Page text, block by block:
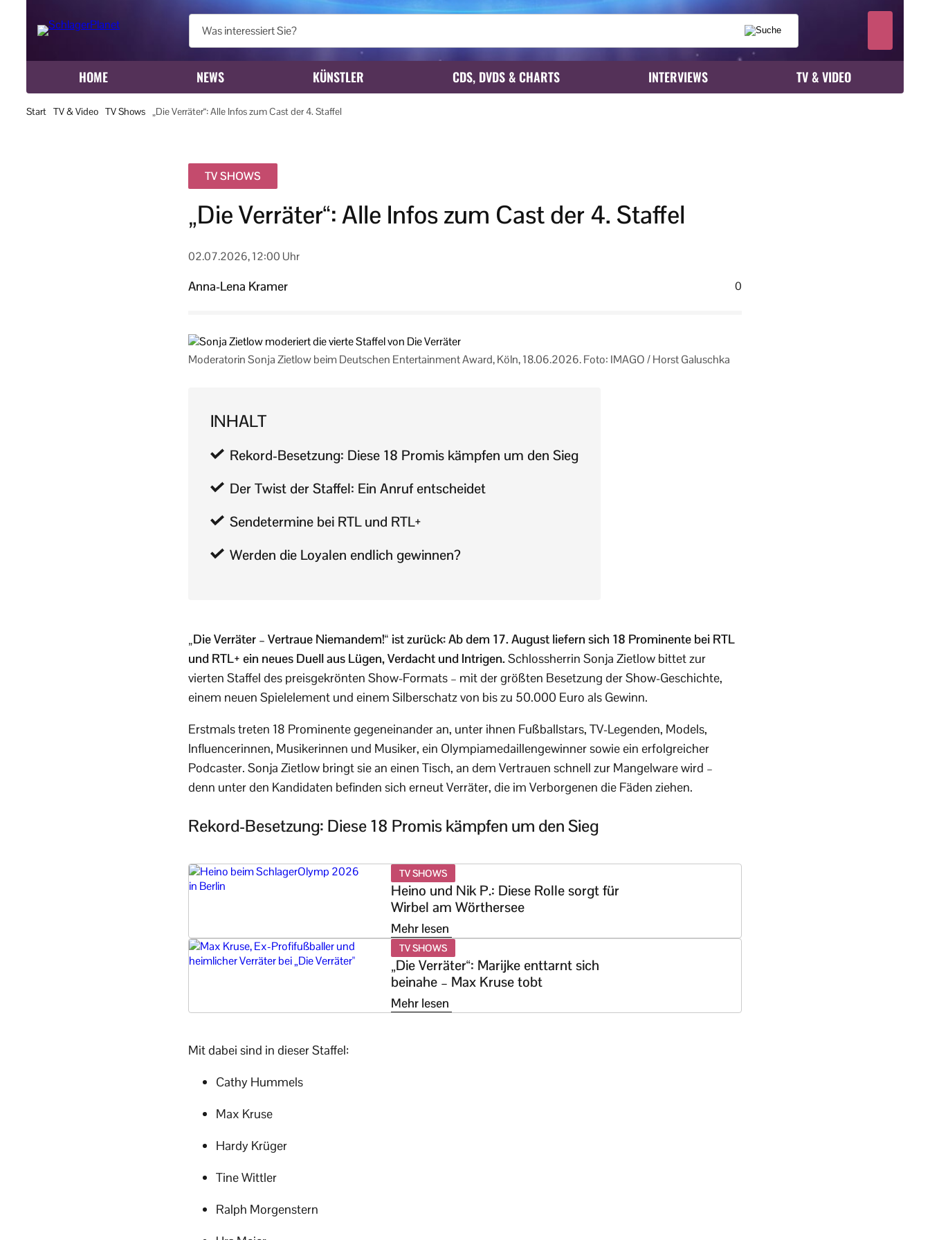
HOME NEWS KÜNSTLER CDS, DVDS & CHARTS INTERVIEWS TV & VIDEO
Start TV & Video TV Shows „Die Verräter“: Alle Infos zum Cast der 4. Staffel
TV SHOWS
„Die Verräter“: Alle Infos zum Cast der 4. Staffel
02.07.2026, 12:00 Uhr
Anna-Lena Kramer 0
Moderatorin Sonja Zietlow beim Deutschen Entertainment Award, Köln, 18.06.2026. Foto: IMAGO / Horst Galuschka
INHALT
Rekord-Besetzung: Diese 18 Promis kämpfen um den Sieg
Der Twist der Staffel: Ein Anruf entscheidet
Sendetermine bei RTL und RTL+
Werden die Loyalen endlich gewinnen?
„Die Verräter – Vertraue Niemandem!“ ist zurück: Ab dem 17. August liefern sich 18 Prominente bei RTL
und RTL+ ein neues Duell aus Lügen, Verdacht und Intrigen. Schlossherrin Sonja Zietlow bittet zur
vierten Staffel des preisgekrönten Show-Formats – mit der größten Besetzung der Show-Geschichte,
einem neuen Spielelement und einem Silberschatz von bis zu 50.000 Euro als Gewinn.
Erstmals treten 18 Prominente gegeneinander an, unter ihnen Fußballstars, TV-Legenden, Models,
Influencerinnen, Musikerinnen und Musiker, ein Olympiamedaillengewinner sowie ein erfolgreicher
Podcaster. Sonja Zietlow bringt sie an einen Tisch, an dem Vertrauen schnell zur Mangelware wird –
denn unter den Kandidaten befinden sich erneut Verräter, die im Verborgenen die Fäden ziehen.
Rekord-Besetzung: Diese 18 Promis kämpfen um den Sieg
TV SHOWS
Heino und Nik P.: Diese Rolle sorgt für
Wirbel am Wörthersee
Mehr lesen
TV SHOWS
„Die Verräter“: Marijke enttarnt sich
beinahe – Max Kruse tobt
Mehr lesen
Mit dabei sind in dieser Staffel:
Cathy Hummels
Max Kruse
Hardy Krüger
Tine Wittler
Ralph Morgenstern